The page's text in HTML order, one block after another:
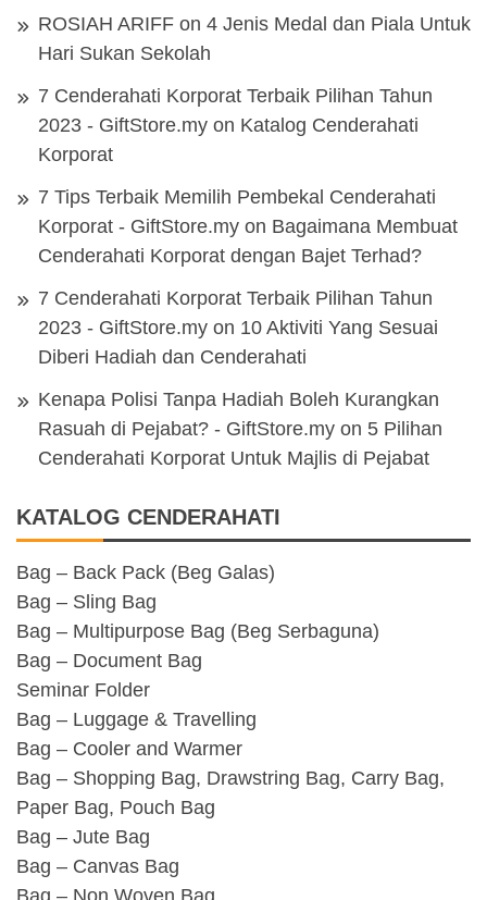
ROSIAH ARIFF on 4 Jenis Medal dan Piala Untuk
Hari Sukan Sekolah
7 Cenderahati Korporat Terbaik Pilihan Tahun
2023 - GiftStore.my on Katalog Cenderahati
Korporat
7 Tips Terbaik Memilih Pembekal Cenderahati
Korporat - GiftStore.my on Bagaimana Membuat
Cenderahati Korporat dengan Bajet Terhad?
7 Cenderahati Korporat Terbaik Pilihan Tahun
2023 - GiftStore.my on 10 Aktiviti Yang Sesuai
Diberi Hadiah dan Cenderahati
Kenapa Polisi Tanpa Hadiah Boleh Kurangkan
Rasuah di Pejabat? - GiftStore.my on 5 Pilihan
Cenderahati Korporat Untuk Majlis di Pejabat
KATALOG CENDERAHATI
Bag – Back Pack (Beg Galas)
Bag – Sling Bag
Bag – Multipurpose Bag (Beg Serbaguna)
Bag – Document Bag
Seminar Folder
Bag – Luggage & Travelling
Bag – Cooler and Warmer
Bag – Shopping Bag, Drawstring Bag, Carry Bag,
Paper Bag, Pouch Bag
Bag – Jute Bag
Bag – Canvas Bag